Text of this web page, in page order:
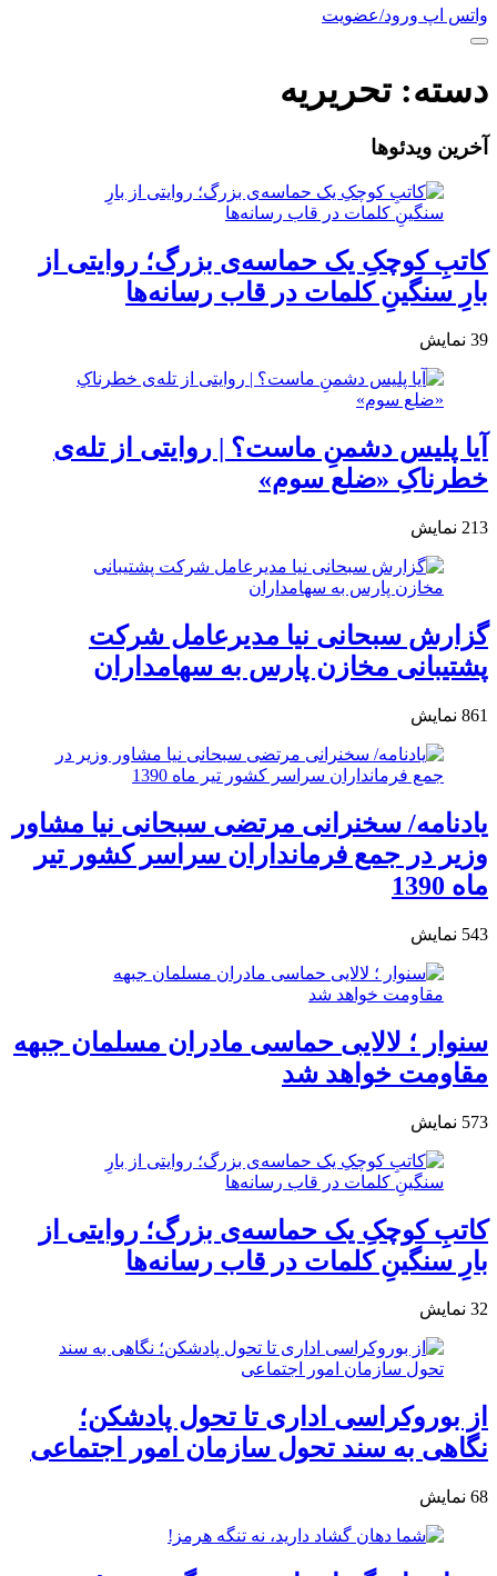
واتس اپ ورود/عضویت
دسته:تحریریه
آخرین ویدئوها
کاتبِ کوچکِ یک حماسه‌ی بزرگ؛ روایتی از
بارِ سنگینِ کلمات در قاب رسانه‌ها
39 نمایش
آیا پلیس دشمنِ ماست؟ | روایتی از تله‌ی
خطرناکِ «ضلع سوم»
213 نمایش
گزارش سبحانی نیا مدیرعامل شرکت
پشتیبانی مخازن پارس به سهامداران
861 نمایش
یادنامه/ سخنرانی مرتضی سبحانی نیا مشاور
وزیر در جمع فرمانداران سراسر کشور تیر
ماه 1390
543 نمایش
سنوار ؛ لالایی حماسی مادران مسلمان جبهه
مقاومت خواهد شد
573 نمایش
کاتبِ کوچکِ یک حماسه‌ی بزرگ؛ روایتی از
بارِ سنگینِ کلمات در قاب رسانه‌ها
32 نمایش
از بوروکراسی اداری تا تحول پادشکن؛
نگاهی به سند تحول سازمان امور اجتماعی
68 نمایش